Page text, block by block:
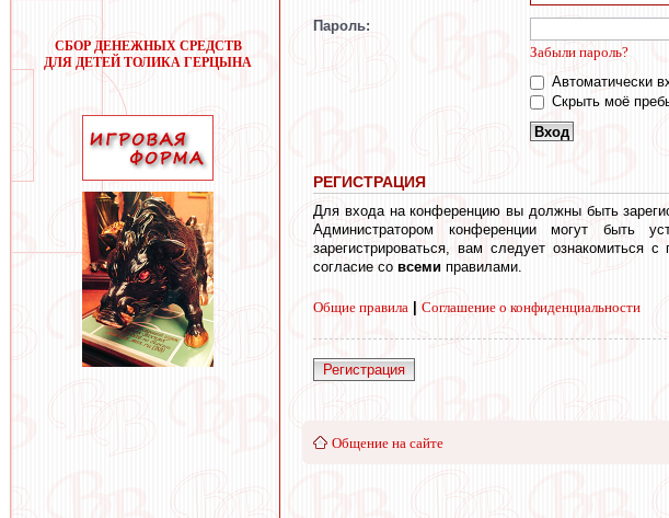
СБОР ДЕНЕЖНЫХ СРЕДСТВ
ДЛЯ ДЕТЕЙ ТОЛИКА ГЕРЦЫНА
Пароль:
Забыли пароль?
Автоматически
Скрыть моё
РЕГИСТРАЦИЯ
Для входа на конференцию вы должны быть
Администратором конференции могут быть
зарегистрироваться, вам следует
согласие со всеми правилами.
Общие правила Соглашение о конфиденциальности
Регистрация
Общение на сайте